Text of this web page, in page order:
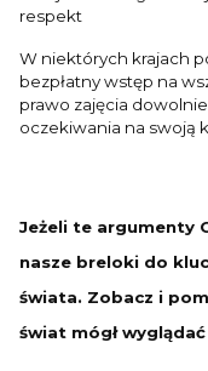
respekt
W niektórych krajach
bezpłatny wstęp na
prawo zajęcia
oczekiwania na swoją
Jeżeli te argumenty
nasze breloki do
świata. Zobacz i
świat mógł